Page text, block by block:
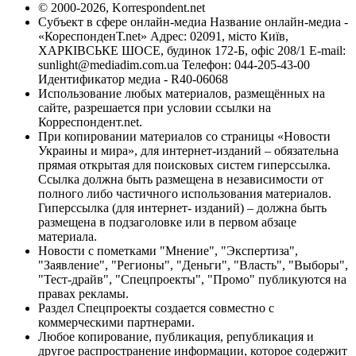
© 2000-2026, Korrespondent.net
Субъект в сфере онлайн-медиа Название онлайн-медиа -
«КореспонденТ.net» Адрес: 02091, місто Київ,
ХАРКІВСЬКЕ ШОСЕ, будинок 172-Б, офіс 208/1 E-mail:
sunlight@mediadim.com.ua Телефон: 044-205-43-00
Идентификатор медиа - R40-06068
Использование любых материалов, размещённых на
сайте, разрешается при условии ссылки на
Корреспондент.net.
При копировании материалов со страницы «Новости
Украины и мира», для интернет-изданий – обязательна
прямая открытая для поисковых систем гиперссылка.
Ссылка должна быть размещена в независимости от
полного либо частичного использования материалов.
Гиперссылка (для интернет- изданий) – должна быть
размещена в подзаголовке или в первом абзаце
материала.
Новости с пометками "Мнение", "Экспертиза",
"Заявление", "Регионы", "Деньги", "Власть", "Выборы",
"Тест-драйв", "Спецпроекты", "Промо" публикуются на
правах рекламы.
Раздел Спецпроекты создается совместно с
коммерческими партнерами.
Любое копирование, публикация, републикация и
другое распространение информации, которое содержит